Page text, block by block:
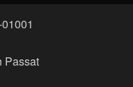
Passat